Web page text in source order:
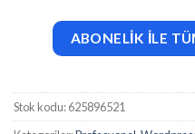
ABONELİK İLE
Stok kodu:625896521